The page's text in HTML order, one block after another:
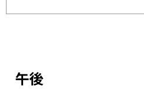
午後